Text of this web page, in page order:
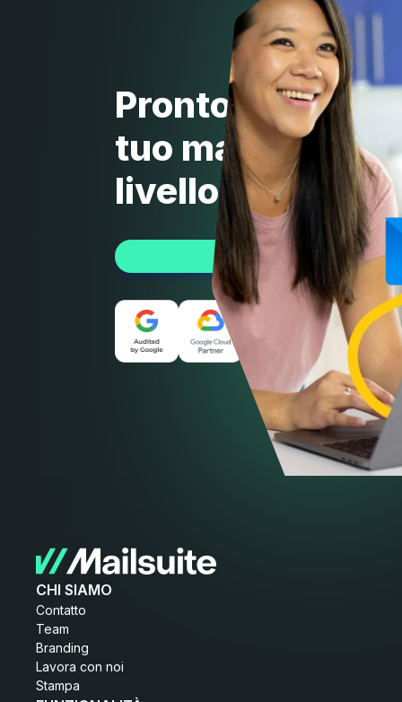
Pronto a
tuo marketing al
livello
INIZIA OGGI STESSO
CHI SIAMO
Contatto
Team
Branding
Lavora con noi
Stampa